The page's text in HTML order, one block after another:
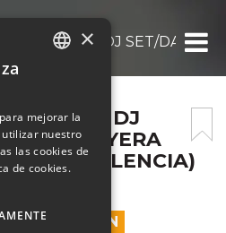
A SEGUIRE DJ SET/
SEGUIRE DJ
GROOVYERA
(VALENCIA)
TERMINARON
SPANISH
×
mejorar la
nuestro
las cookies de
de cookies.